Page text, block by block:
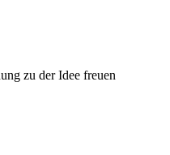
zu der Idee freuen